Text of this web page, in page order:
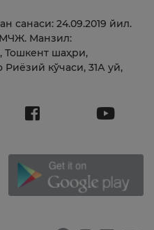
санаси: 24.09.2019 йил.
МЧЖ. Манзил:
Тошкент шаҳри,
кўчаси, 31А уй,